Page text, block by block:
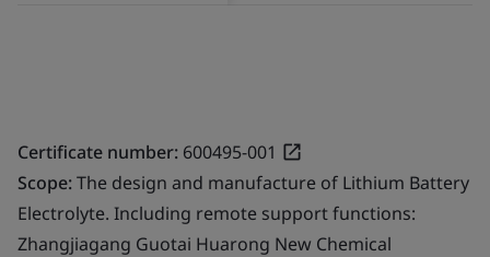
Certificate number: 600495-001
Scope:The design and manufacture of Lithium Battery
Electrolyte. Including remote support functions:
Zhangjiagang Guotai Huarong New Chemical